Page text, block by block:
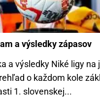
a výsledky zápasov
a výsledky Niké ligy na
o každom kole
1. slovenskej...